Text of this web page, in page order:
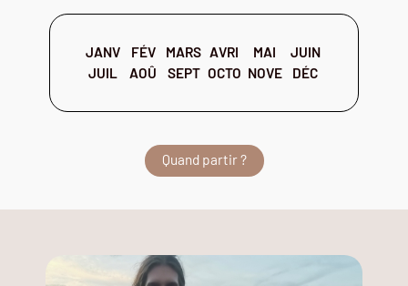
JANV FÉV MARS AVRI MAI
JUIN
JUIL
AOÛ SEPT OCTO NOVE DÉC
Quand partir ?